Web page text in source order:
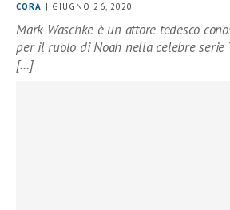
CORA | GIUGNO 26, 2020
Mark Waschke è un attore tedesco
per il ruolo di Noah nella celebre serie
[…]